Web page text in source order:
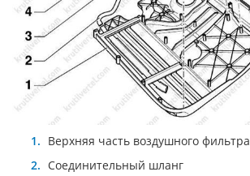
Верхняя часть воздушного фильтра
Соединительный шланг